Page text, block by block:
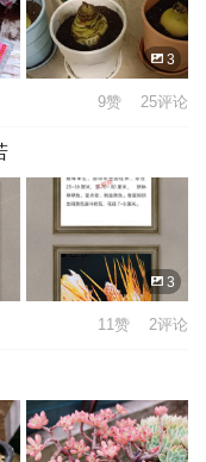
3
9赞 25评论
3
11赞 2评论